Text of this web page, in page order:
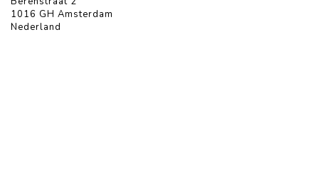
1016 GH Amsterdam
Nederland